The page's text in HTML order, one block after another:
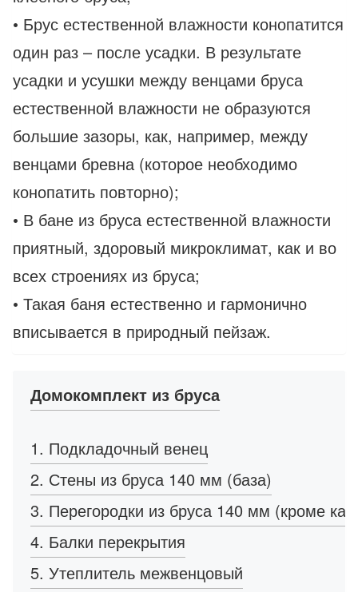
• Брус естественной влажности конопатится
один раз – после усадки. В результате
усадки и усушки между венцами бруса
естественной влажности не образуются
большие зазоры, как, например, между
венцами бревна (которое необходимо
конопатить повторно);
• В бане из бруса естественной влажности
приятный, здоровый микроклимат, как и во
всех строениях из бруса;
• Такая баня естественно и гармонично
вписывается в природный пейзаж.
Домокомплект из бруса
1. Подкладочный венец
2. Стены из бруса 140 мм (база)
3. Перегородки из бруса 140 мм (кроме
4. Балки перекрытия
5. Утеплитель межвенцовый